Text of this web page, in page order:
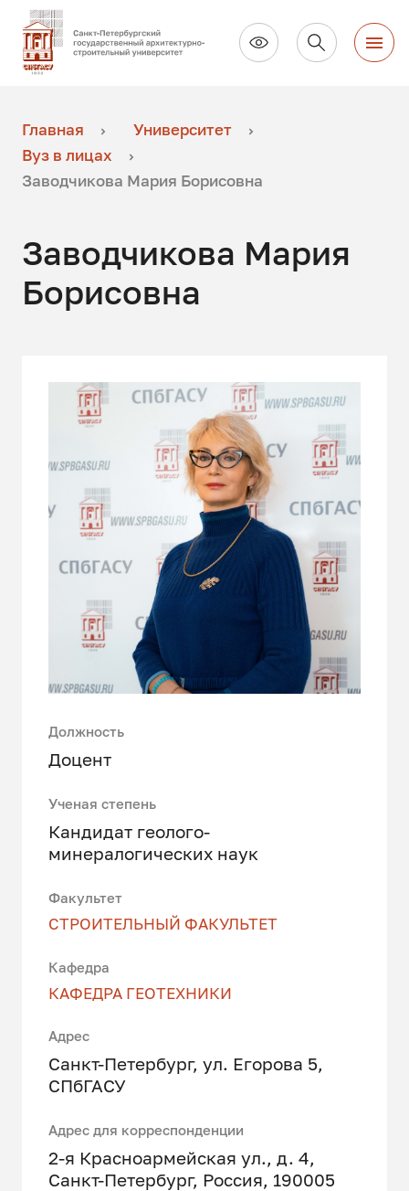
Главная
Университет
Вуз в лицах
Заводчикова Мария Борисовна
Заводчикова Мария
Борисовна
Должность
Доцент
Ученая степень
Кандидат геолого-
минералогических наук
Факультет
СТРОИТЕЛЬНЫЙ ФАКУЛЬТЕТ
Кафедра
КАФЕДРА ГЕОТЕХНИКИ
Адрес
Санкт-Петербург, ул. Егорова 5,
СПбГАСУ
Адрес для корреспонденции
2-я Красноармейская ул., д. 4,
Санкт-Петербург, Россия, 190005